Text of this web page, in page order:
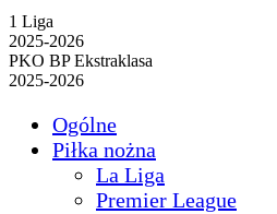
1 Liga
2025-2026
PKO BP Ekstraklasa
2025-2026
Ogólne
Piłka nożna
La Liga
Premier League